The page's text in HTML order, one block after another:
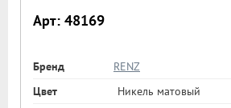
Арт: 48169
Бренд
RENZ
Цвет
Никель матовый